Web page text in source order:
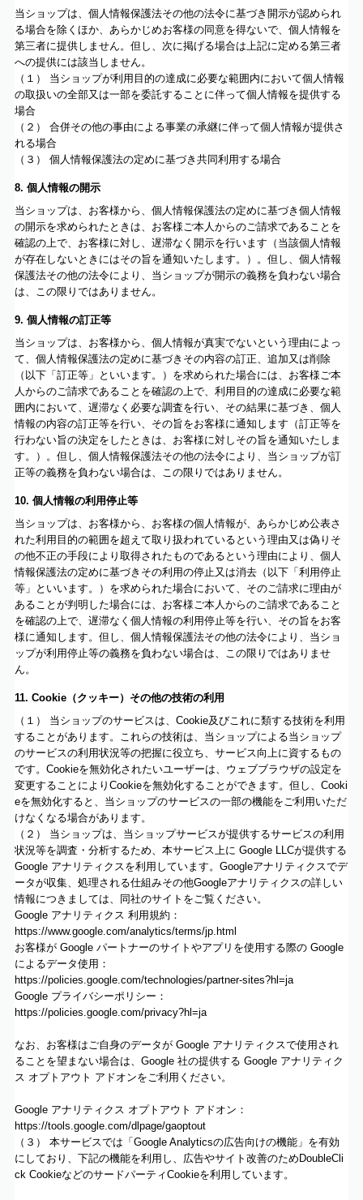
当ショップは、個人情報保護法その他の法令に基づき開示が認められ
る場合を除くほか、あらかじめお客様の同意を得ないで、個人情報を
第三者に提供しません。但し、次に掲げる場合は上記に定める第三者
への提供には該当しません。
（１） 当ショップが利用目的の達成に必要な範囲内において個人情報
の取扱いの全部又は一部を委託することに伴って個人情報を提供する
場合
（２） 合併その他の事由による事業の承継に伴って個人情報が提供さ
れる場合
（３） 個人情報保護法の定めに基づき共同利用する場合
8. 個人情報の開示
当ショップは、お客様から、個人情報保護法の定めに基づき個人情報
の開示を求められたときは、お客様ご本人からのご請求であることを
確認の上で、お客様に対し、遅滞なく開示を行います（当該個人情報
が存在しないときにはその旨を通知いたします。）。但し、個人情報
保護法その他の法令により、当ショップが開示の義務を負わない場合
は、この限りではありません。
9. 個人情報の訂正等
当ショップは、お客様から、個人情報が真実でないという理由によっ
て、個人情報保護法の定めに基づきその内容の訂正、追加又は削除
（以下「訂正等」といいます。）を求められた場合には、お客様ご本
人からのご請求であることを確認の上で、利用目的の達成に必要な範
囲内において、遅滞なく必要な調査を行い、その結果に基づき、個人
情報の内容の訂正等を行い、その旨をお客様に通知します（訂正等を
行わない旨の決定をしたときは、お客様に対しその旨を通知いたしま
す。）。但し、個人情報保護法その他の法令により、当ショップが訂
正等の義務を負わない場合は、この限りではありません。
10. 個人情報の利用停止等
当ショップは、お客様から、お客様の個人情報が、あらかじめ公表さ
れた利用目的の範囲を超えて取り扱われているという理由又は偽りそ
の他不正の手段により取得されたものであるという理由により、個人
情報保護法の定めに基づきその利用の停止又は消去（以下「利用停止
等」といいます。）を求められた場合において、そのご請求に理由が
あることが判明した場合には、お客様ご本人からのご請求であること
を確認の上で、遅滞なく個人情報の利用停止等を行い、その旨をお客
様に通知します。但し、個人情報保護法その他の法令により、当ショ
ップが利用停止等の義務を負わない場合は、この限りではありませ
ん。
11. Cookie（クッキー）その他の技術の利用
（１） 当ショップのサービスは、Cookie及びこれに類する技術を利用
することがあります。これらの技術は、当ショップによる当ショップ
のサービスの利用状況等の把握に役立ち、サービス向上に資するもの
です。Cookieを無効化されたいユーザーは、ウェブブラウザの設定を
変更することによりCookieを無効化することができます。但し、Cooki
eを無効化すると、当ショップのサービスの一部の機能をご利用いただ
けなくなる場合があります。
（２） 当ショップは、当ショップサービスが提供するサービスの利用
状況等を調査・分析するため、本サービス上に Google LLCが提供する
Google アナリティクスを利用しています。Googleアナリティクスでデ
ータが収集、処理される仕組みその他Googleアナリティクスの詳しい
情報につきましては、同社のサイトをご覧ください。
Google アナリティクス 利用規約：
https://www.google.com/analytics/terms/jp.html
お客様が Google パートナーのサイトやアプリを使用する際の Google
によるデータ使用：
https://policies.google.com/technologies/partner-sites?hl=ja
Google プライバシーポリシー：
https://policies.google.com/privacy?hl=ja
なお、お客様はご自身のデータが Google アナリティクスで使用され
ることを望まない場合は、Google 社の提供する Google アナリティク
ス オプトアウト アドオンをご利用ください。
Google アナリティクス オプトアウト アドオン：
https://tools.google.com/dlpage/gaoptout
（３） 本サービスでは「Google Analyticsの広告向けの機能」を有効
にしており、下記の機能を利用し、広告やサイト改善のためDoubleCli
ck CookieなどのサードパーティCookieを利用しています。